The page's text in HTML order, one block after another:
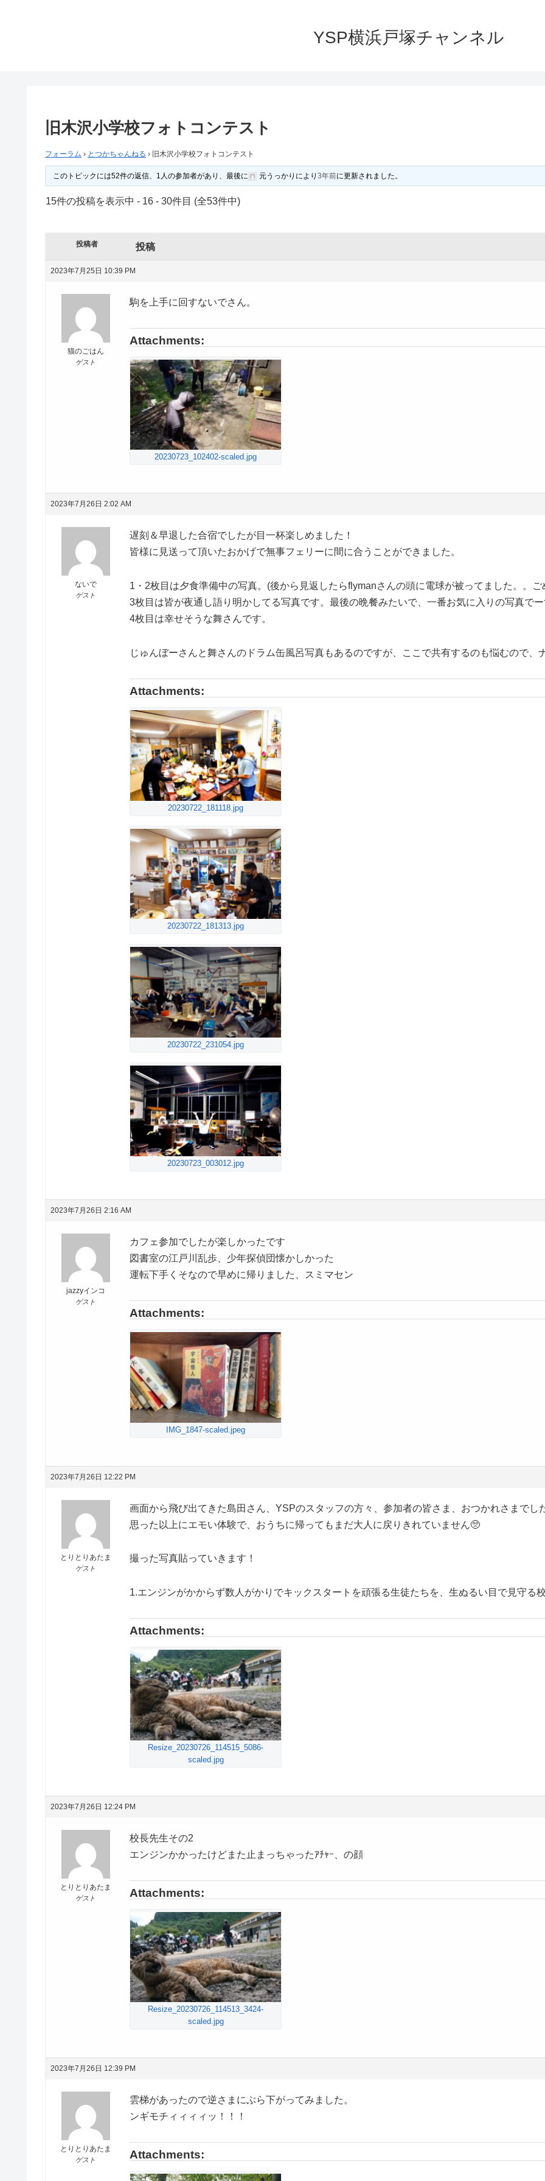
YSP横浜戸塚チャンネル
旧木沢小学校フォトコンテスト
フォーラム › とつかちゃんねる › 旧木沢小学校フォトコンテスト
このトピックには52件の返信、1人の参加者があり、最後に 元うっかり により 3年前に更新されました。
15件の投稿を表示中 - 16 - 30件目 (全53件中)
投稿者 投稿
2023年7月25日 10:39 PM
猫のごはん
ゲスト
駒を上手に回すないでさん。
Attachments:
20230723_102402-scaled.jpg
2023年7月26日 2:02 AM
ないで
ゲスト
遅刻＆早退した合宿でしたが目一杯楽しめました！
皆様に見送って頂いたおかげで無事フェリーに間に合うことができました。
1・2枚目は夕食準備中の写真。(後から見返したらflymanさんの頭に電球が被ってました。。ご
3枚目は皆が夜通し語り明かしてる写真です。最後の晩餐みたいで、一番お気に入りの写真でー
4枚目は幸せそうな舞さんです。
じゅんぼーさんと舞さんのドラム缶風呂写真もあるのですが、ここで共有するのも悩むので、
Attachments:
20230722_181118.jpg
20230722_181313.jpg
20230722_231054.jpg
20230723_003012.jpg
2023年7月26日 2:16 AM
jazzyインコ
ゲスト
カフェ参加でしたが楽しかったです
図書室の江戸川乱歩、少年探偵団懐かしかった
運転下手くそなので早めに帰りました、スミマセン
Attachments:
IMG_1847-scaled.jpeg
2023年7月26日 12:22 PM
とりとりあたま
ゲスト
画面から飛び出てきた島田さん、YSPのスタッフの方々、参加者の皆さま、おつかれさまでし
思った以上にエモい体験で、おうちに帰ってもまだ大人に戻りきれていません🥺
撮った写真貼っていきます！
1.エンジンがかからず数人がかりでキックスタートを頑張る生徒たちを、生ぬるい目で見守る
Attachments:
Resize_20230726_114515_5086-
scaled.jpg
2023年7月26日 12:24 PM
とりとりあたま
ゲスト
校長先生その2
エンジンかかったけどまた止まっちゃったｱﾁｬｰ、の顔
Attachments:
Resize_20230726_114513_3424-
scaled.jpg
2023年7月26日 12:39 PM
とりとりあたま
ゲスト
雲梯があったので逆さまにぶら下がってみました。
ンギモチィィィィッ！！！
Attachments: